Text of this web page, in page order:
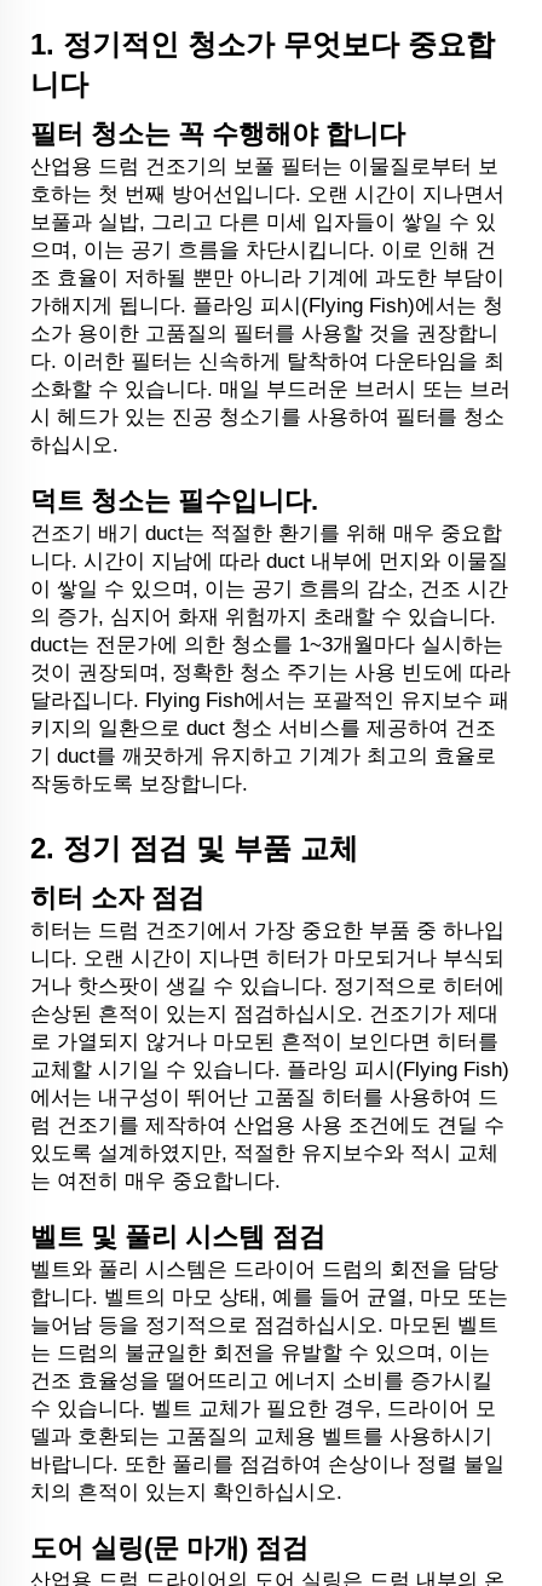
1. 정기적인 청소가 무엇보다 중요합
니다
필터 청소는 꼭 수행해야 합니다
산업용 드럼 건조기의 보풀 필터는 이물질로부터 보
호하는 첫 번째 방어선입니다. 오랜 시간이 지나면서
보풀과 실밥, 그리고 다른 미세 입자들이 쌓일 수 있
으며, 이는 공기 흐름을 차단시킵니다. 이로 인해 건
조 효율이 저하될 뿐만 아니라 기계에 과도한 부담이
가해지게 됩니다. 플라잉 피시(Flying Fish)에서는 청
소가 용이한 고품질의 필터를 사용할 것을 권장합니
다. 이러한 필터는 신속하게 탈착하여 다운타임을 최
소화할 수 있습니다. 매일 부드러운 브러시 또는 브러
시 헤드가 있는 진공 청소기를 사용하여 필터를 청소
하십시오.
덕트 청소는 필수입니다.
건조기 배기 duct는 적절한 환기를 위해 매우 중요합
니다. 시간이 지남에 따라 duct 내부에 먼지와 이물질
이 쌓일 수 있으며, 이는 공기 흐름의 감소, 건조 시간
의 증가, 심지어 화재 위험까지 초래할 수 있습니다.
duct는 전문가에 의한 청소를 1~3개월마다 실시하는
것이 권장되며, 정확한 청소 주기는 사용 빈도에 따라
달라집니다. Flying Fish에서는 포괄적인 유지보수 패
키지의 일환으로 duct 청소 서비스를 제공하여 건조
기 duct를 깨끗하게 유지하고 기계가 최고의 효율로
작동하도록 보장합니다.
2. 정기 점검 및 부품 교체
히터 소자 점검
히터는 드럼 건조기에서 가장 중요한 부품 중 하나입
니다. 오랜 시간이 지나면 히터가 마모되거나 부식되
거나 핫스팟이 생길 수 있습니다. 정기적으로 히터에
손상된 흔적이 있는지 점검하십시오. 건조기가 제대
로 가열되지 않거나 마모된 흔적이 보인다면 히터를
교체할 시기일 수 있습니다. 플라잉 피시(Flying Fish)
에서는 내구성이 뛰어난 고품질 히터를 사용하여 드
럼 건조기를 제작하여 산업용 사용 조건에도 견딜 수
있도록 설계하였지만, 적절한 유지보수와 적시 교체
는 여전히 매우 중요합니다.
벨트 및 풀리 시스템 점검
벨트와 풀리 시스템은 드라이어 드럼의 회전을 담당
합니다. 벨트의 마모 상태, 예를 들어 균열, 마모 또는
늘어남 등을 정기적으로 점검하십시오. 마모된 벨트
는 드럼의 불균일한 회전을 유발할 수 있으며, 이는
건조 효율성을 떨어뜨리고 에너지 소비를 증가시킬
수 있습니다. 벨트 교체가 필요한 경우, 드라이어 모
델과 호환되는 고품질의 교체용 벨트를 사용하시기
바랍니다. 또한 풀리를 점검하여 손상이나 정렬 불일
치의 흔적이 있는지 확인하십시오.
도어 실링(문 마개) 점검
산업용 드럼 드라이어의 도어 실링은 드럼 내부의 온